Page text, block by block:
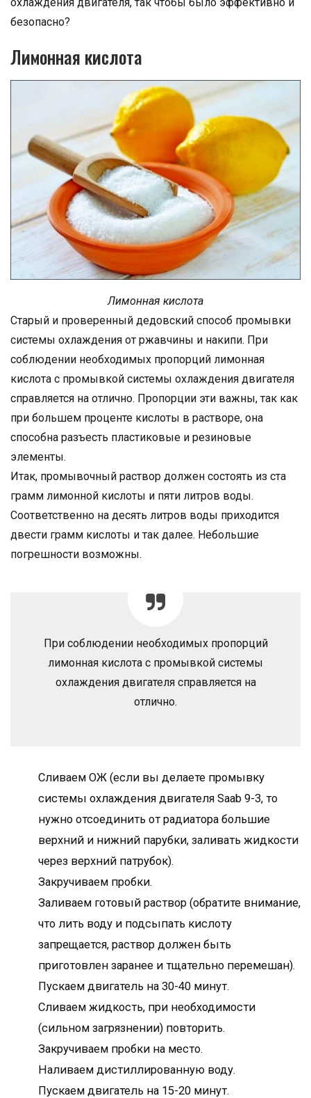
безопасно?
Лимонная кислота
Лимонная кислота
Старый и проверенный дедовский способ промывки
системы охлаждения от ржавчины и накипи. При
соблюдении необходимых пропорций лимонная
кислота с промывкой системы охлаждения двигателя
справляется на отлично. Пропорции эти важны, так как
при большем проценте кислоты в растворе, она
способна разъесть пластиковые и резиновые
элементы.
Итак, промывочный раствор должен состоять из ста
грамм лимонной кислоты и пяти литров воды.
Соответственно на десять литров воды приходится
двести грамм кислоты и так далее. Небольшие
погрешности возможны.
При соблюдении необходимых пропорций
лимонная кислота с промывкой системы
охлаждения двигателя справляется на
отлично.
Сливаем ОЖ (если вы делаете промывку
системы охлаждения двигателя Saab 9-3, то
нужно отсоединить от радиатора большие
верхний и нижний парубки, заливать жидкости
через верхний патрубок).
Закручиваем пробки.
Заливаем готовый раствор (обратите внимание,
что лить воду и подсыпать кислоту
запрещается, раствор должен быть
приготовлен заранее и тщательно перемешан).
Пускаем двигатель на 30-40 минут.
Сливаем жидкость, при необходимости
(сильном загрязнении) повторить.
Закручиваем пробки на место.
Наливаем дистиллированную воду.
Пускаем двигатель на 15-20 минут.